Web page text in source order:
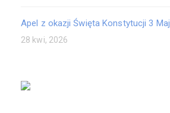
Apel z okazji Święta Konstytucji 3 Maj
28 kwi, 2026